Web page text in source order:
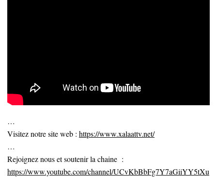
…
Visitez notre site web : https://www.xalaattv.net/
…
Rejoignez nous et soutenir la chaine :
https://www.youtube.com/channel/UCvKbBbFg7Y7aGiiYY5tXu